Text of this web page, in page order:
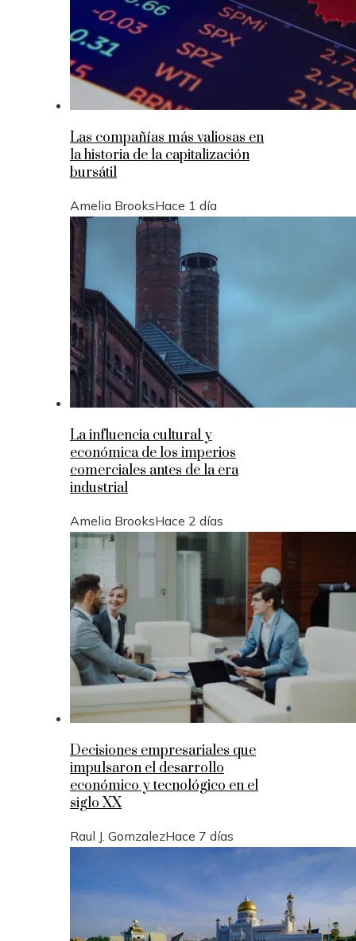
Las compañías más valiosas en
la historia de la capitalización
bursátil
Amelia BrooksHace 1 día
La influencia cultural y
económica de los imperios
comerciales antes de la era
industrial
Amelia BrooksHace 2 días
Decisiones empresariales que
impulsaron el desarrollo
económico y tecnológico en el
siglo XX
Raul J. GomzalezHace 7 días